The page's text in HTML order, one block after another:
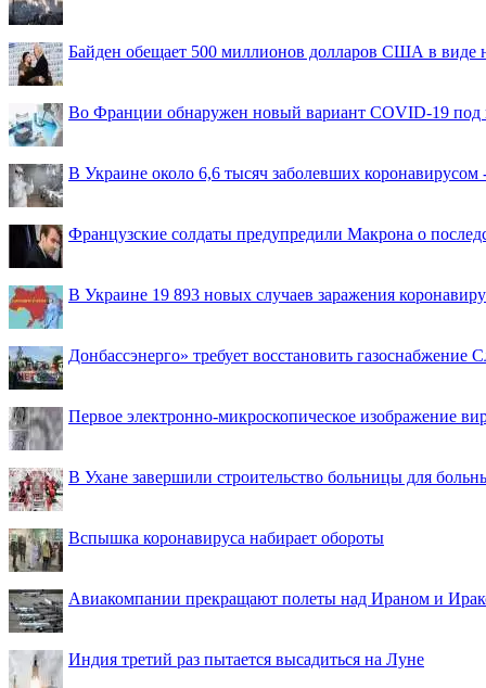
Байден обещает 500 миллионов долларов США в
Во Франции обнаружен новый вариант COVID-19 под
В Украине около 6,6 тысяч заболевших коронавирусом
Французские солдаты предупредили Макрона о
В Украине 19 893 новых случаев заражения
Донбассэнерго» требует восстановить газоснабжение
Первое электронно-микроскопическое изображение
В Ухане завершили строительство больницы для
Вспышка коронавируса набирает обороты
Авиакомпании прекращают полеты над Ираном и
Индия третий раз пытается высадиться на Луне